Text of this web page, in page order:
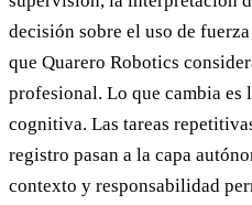
decisión sobre el uso de
que Quarero Robotics
profesional. Lo que cambia
cognitiva. Las tareas
registro pasan a la capa
contexto y responsabilidad